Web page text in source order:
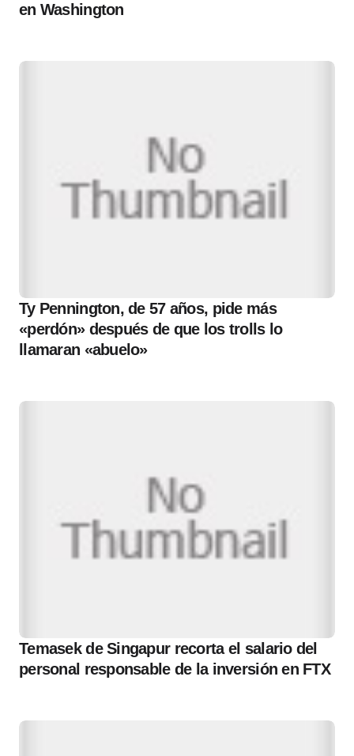
en Washington
Ty Pennington, de 57 años, pide más
«perdón» después de que los trolls lo
llamaran «abuelo»
Temasek de Singapur recorta el salario del
personal responsable de la inversión en FTX